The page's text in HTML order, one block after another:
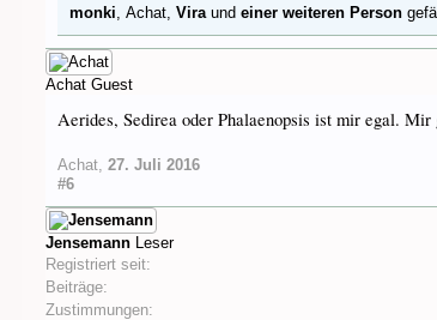
monki,Achat,Viraundeiner weiteren Person
Achat Guest
Aerides, Sedirea oder Phalaenopsis ist mir egal.
Achat, 27. Juli 2016
#6
Jensemann Leser
Registriert seit:
Beiträge:
Zustimmungen: